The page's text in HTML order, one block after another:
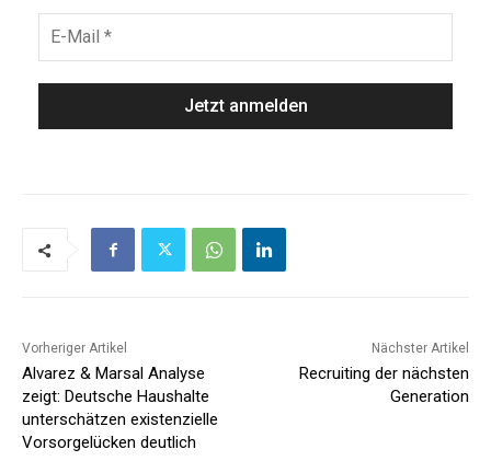
Vorheriger Artikel
Alvarez & Marsal Analyse
zeigt: Deutsche Haushalte
unterschätzen existenzielle
Vorsorgelücken deutlich
Nächster Artikel
Recruiting der nächsten
Generation